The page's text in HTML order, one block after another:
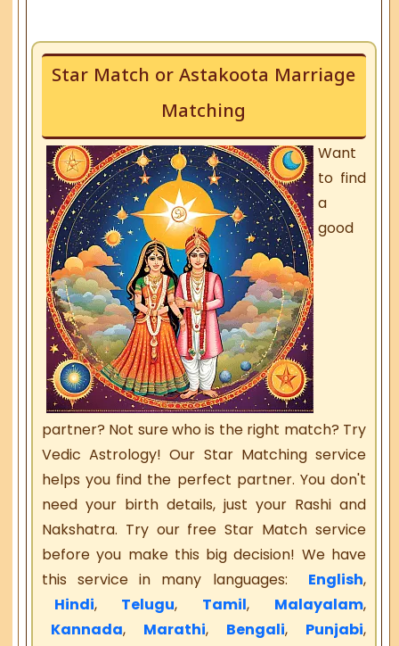
Star Match or Astakoota Marriage
Matching
Want
to find
a
good
partner? Not sure who is the right match? Try
Vedic Astrology! Our Star Matching service
helps you find the perfect partner. You don't
need your birth details, just your Rashi and
Nakshatra. Try our free Star Match service
before you make this big decision! We have
this service in many languages:
English,
Hindi, Telugu, Tamil, Malayalam,
Kannada, Marathi, Bengali, Punjabi,